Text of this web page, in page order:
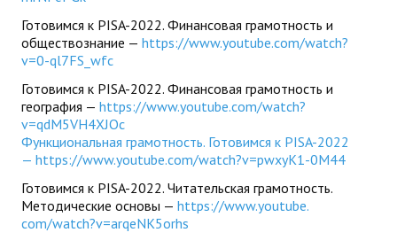
Готовимся к PISA-2022. Финансовая грамотность и
обществознание — https://www.youtube.com/watch?
v=0-ql7FS_wfc
Готовимся к PISA-2022. Финансовая грамотность и
география — https://www.youtube.com/watch?
v=qdM5VH4XJOc
Функциональная грамотность. Готовимся к PISA-2022
— https://www.youtube.com/watch?v=pwxyK1-0M44
Готовимся к PISA-2022. Читательская грамотность.
Методические основы — https://www.youtube.
com/watch?v=arqeNK5orhs